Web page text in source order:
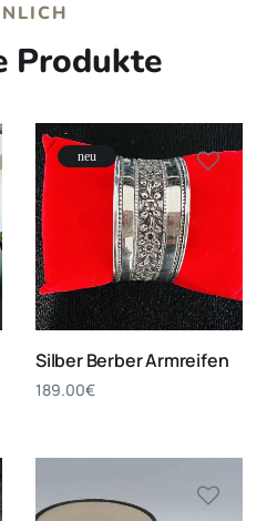
Produkte
neu
Silber Berber Armreifen
189.00€